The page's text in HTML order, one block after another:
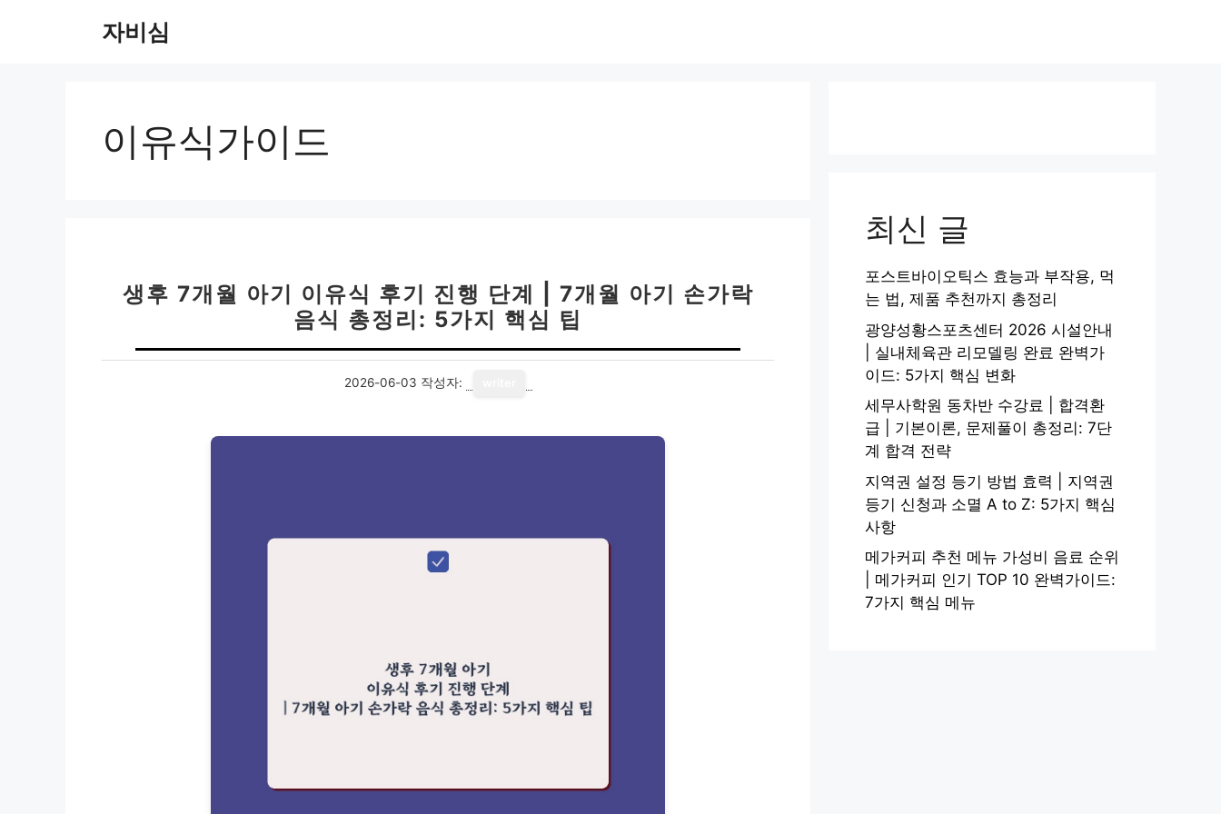
자비심
이유식가이드
생후 7개월 아기 이유식 후기 진행 단계 | 7개월 아기 손가락
음식 총정리: 5가지 핵심 팁
2026-06-03 작성자:
최신 글
포스트바이오틱스 효능과 부작용, 먹
는 법, 제품 추천까지 총정리
광양성황스포츠센터 2026 시설안내
| 실내체육관 리모델링 완료 완벽가
이드: 5가지 핵심 변화
세무사학원 동차반 수강료 | 합격환
급 | 기본이론, 문제풀이 총정리: 7단
계 합격 전략
지역권 설정 등기 방법 효력 | 지역권
등기 신청과 소멸 A to Z: 5가지 핵심
사항
메가커피 추천 메뉴 가성비 음료 순위
| 메가커피 인기 TOP 10 완벽가이드:
7가지 핵심 메뉴